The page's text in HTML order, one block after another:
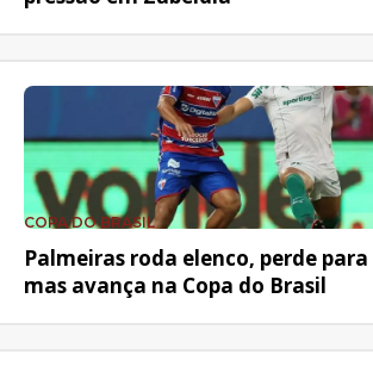
COPA DO BRASIL
Palmeiras roda elenco, perde
mas avança na Copa do Brasil